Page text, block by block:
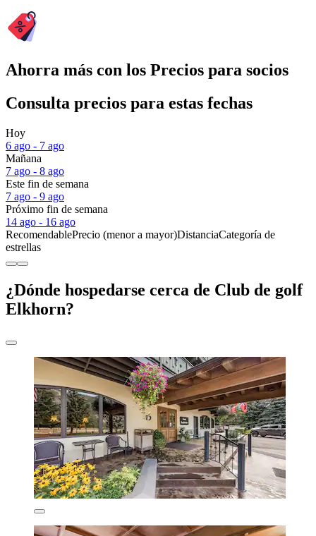
Ahorra más con los Precios para socios
Consulta precios para estas fechas
Hoy
6 ago - 7 ago
Mañana
7 ago - 8 ago
Este fin de semana
7 ago - 9 ago
Próximo fin de semana
14 ago - 16 ago
RecomendablePrecio (menor a mayor)DistanciaCategoría de
estrellas
¿Dónde hospedarse cerca de Club de golf
Elkhorn?